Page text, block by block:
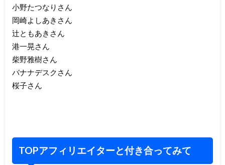
小野たつなりさん
岡崎よしあきさん
辻ともあきさん
港一晃さん
柴野雅樹さん
バナナデスクさん
桜子さん
TOPアフィリエイターと付き合ってみて